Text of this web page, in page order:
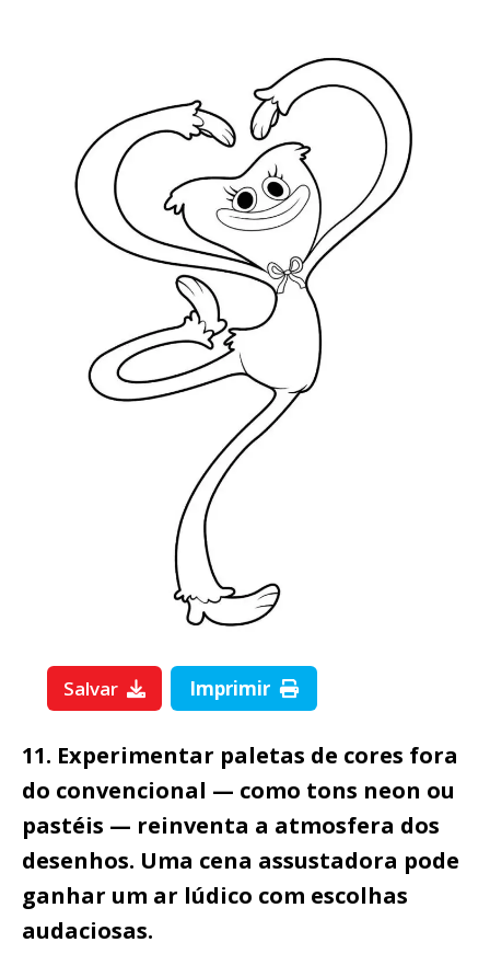
Salvar Imprimir
11. Experimentar paletas de cores fora
do convencional — como tons neon ou
pastéis — reinventa a atmosfera dos
desenhos. Uma cena assustadora pode
ganhar um ar lúdico com escolhas
audaciosas.